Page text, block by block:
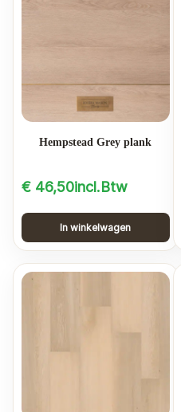
Hempstead Grey plank
€ 46,50incl.Btw
In winkelwagen